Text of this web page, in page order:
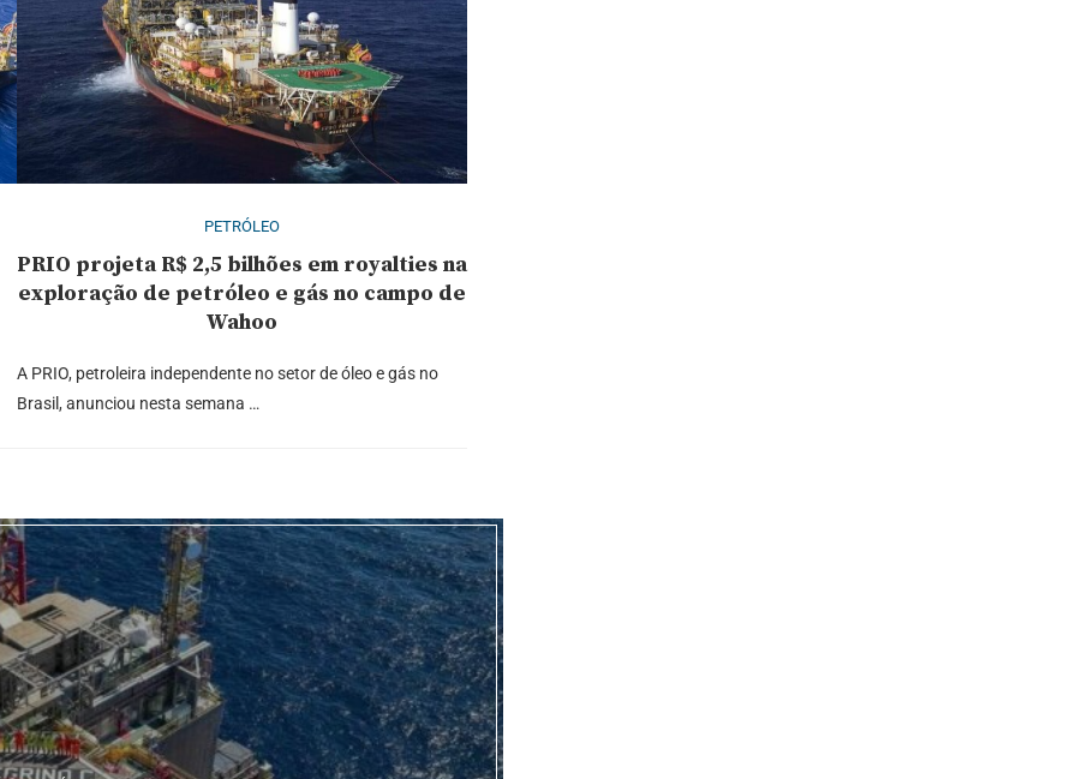
PETRÓLEO
PRIO projeta R$ 2,5 bilhões em royalties na
exploração de petróleo e gás no campo de
Wahoo
A PRIO, petroleira independente no setor de óleo e gás no
Brasil, anunciou nesta semana …